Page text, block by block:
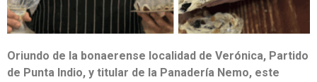
Oriundo de la bonaerense localidad de Verónica, Partido
de Punta Indio, y titular de la Panadería Nemo, este